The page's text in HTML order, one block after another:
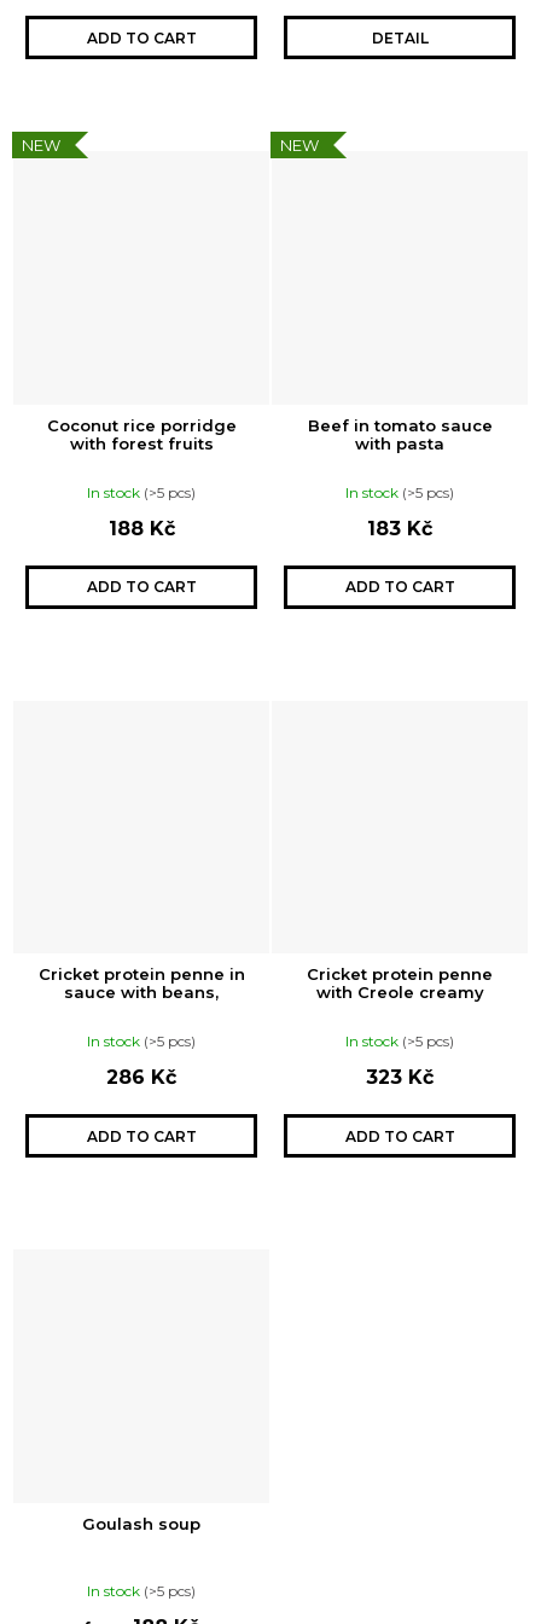
ADD TO CART DETAIL
NEW
Coconut rice porridge
with forest fruits
In stock (>5 pcs)
188 Kč
ADD TO CART
NEW
Beef in tomato sauce
with pasta
In stock (>5 pcs)
183 Kč
ADD TO CART
Cricket protein penne in
sauce with beans,
In stock (>5 pcs)
286 Kč
ADD TO CART
Cricket protein penne
with Creole creamy
In stock (>5 pcs)
323 Kč
ADD TO CART
Goulash soup
In stock (>5 pcs)